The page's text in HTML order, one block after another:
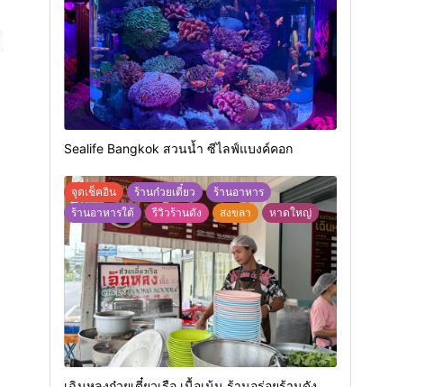
Sealife Bangkok สวนน้ำ ซีไลฟ์แบงค์คอก
จุดเช็คอิน ร้านก๋วยเตี๋ยว
ร้านอาหาร
ร้านอาหารใต้
รีวิวร้านดัง สงขลา หาดใหญ่